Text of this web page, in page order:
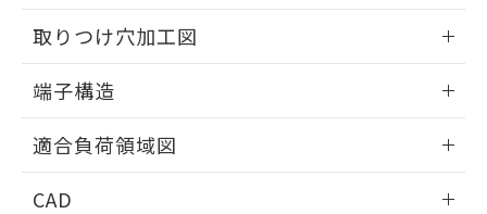
取りつけ穴加工図
ねじ取りつけ穴加工図
端子構造
適合負荷領域図
CAD
ものではありません。
また、RoHS指令のフタル酸エステル類４
物質の対応では、対応完了までの期間は出
荷製品に未対応品が混在することから備考
欄に対応日を記載しておりました。
していることから、特段のことがない限
り、2022年1月12日より割愛しておりま